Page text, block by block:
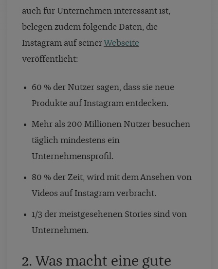
auch für Unternehmen interessant ist,
belegen zudem folgende Daten, die
Instagram auf seinerWebseite
veröffentlicht:
60 % der Nutzer sagen, dass sie neue
Produkte auf Instagram entdecken.
Mehr als 200 Millionen Nutzer besuchen
täglich mindestens ein
Unternehmensprofil.
80 % der Zeit, wird mit dem Ansehen von
Videos auf Instagram verbracht.
1/3 der meistgesehenen Stories sind von
Unternehmen.
2. Was macht eine gute